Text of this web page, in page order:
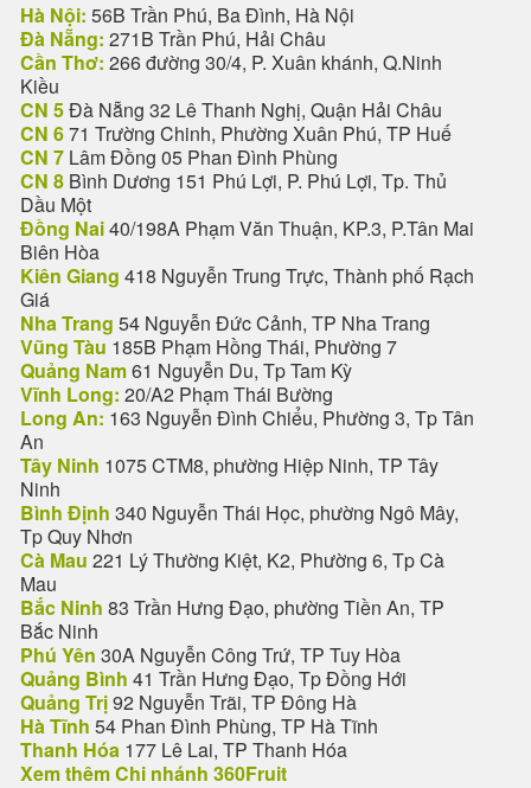
Hà Nội: 56B Trần Phú, Ba Đình, Hà Nội
Đà Nẵng: 271B Trần Phú, Hải Châu
Cần Thơ: 266 đường 30/4, P. Xuân khánh, Q.Ninh
Kiều
CN 5Đà Nẵng 32 Lê Thanh Nghị, Quận Hải Châu
CN 671 Trường Chinh, Phường Xuân Phú, TP Huế
CN 7 Lâm Đồng 05 Phan Đình Phùng
CN 8 Bình Dương 151 Phú Lợi, P. Phú Lợi, Tp. Thủ
Dầu Một
Đồng Nai40/198A Phạm Văn Thuận, KP.3, P.Tân Mai
Biên Hòa
Kiên Giang 418 Nguyễn Trung Trực, Thành phố Rạch
Giá
Nha Trang 54 Nguyễn Đức Cảnh, TP Nha Trang
Vũng Tàu 185B Phạm Hồng Thái, Phường 7
Quảng Nam61 Nguyễn Du, Tp Tam Kỳ
Vĩnh Long: 20/A2 Phạm Thái Bường
Long An: 163 Nguyễn Đình Chiểu, Phường 3, Tp Tân
An
Tây Ninh 1075 CTM8, phường Hiệp Ninh, TP Tây
Ninh
Bình Định 340 Nguyễn Thái Học, phường Ngô Mây,
Tp Quy Nhơn
Cà Mau 221 Lý Thường Kiệt, K2, Phường 6, Tp Cà
Mau
Bắc Ninh 83 Trần Hưng Đạo, phường Tiền An, TP
Bắc Ninh
Phú Yên 30A Nguyễn Công Trứ, TP Tuy Hòa
Quảng Bình 41 Trần Hưng Đạo, Tp Đồng Hới
Quảng Trị92 Nguyễn Trãi, TP Đông Hà
Hà Tĩnh 54 Phan Đình Phùng, TP Hà Tĩnh
Thanh Hóa 177 Lê Lai, TP Thanh Hóa
Xem thêm Chi nhánh 360Fruit